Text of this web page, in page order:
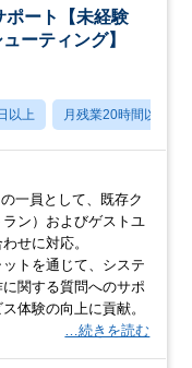
ポート【未経験
ーティング】
以上 月残業20時間以内
一員として、既存ク
ン）およびゲストユ
せに対応。
トを通じて、システ
関する質問へのサポ
体験の向上に貢献。
…続きを読む